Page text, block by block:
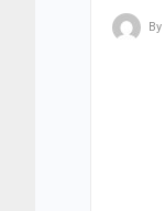
By